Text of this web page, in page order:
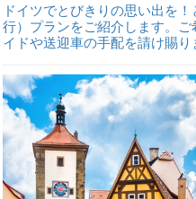
ドイツでとびきりの思い出を
行）プランをご紹介します。
イドや送迎車の手配を請け賜り